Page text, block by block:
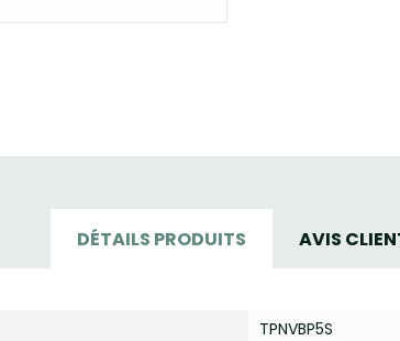
DÉTAILS PRODUITS AVIS
TPNVBP5S